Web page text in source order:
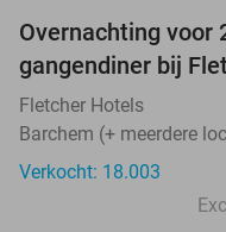
Overnachting voor
gangendiner bij
Fletcher Hotels
Barchem (+ meerdere
Verkocht: 18.003